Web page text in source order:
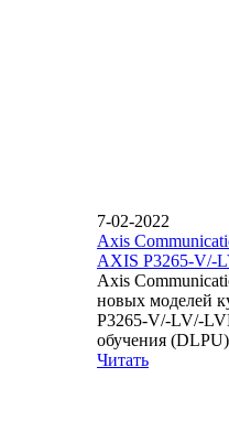
7-02-2022
Axis
AXIS P3265-V/-
Axis
новых моделей
P3265-V/-LV/-
обучения
Читать